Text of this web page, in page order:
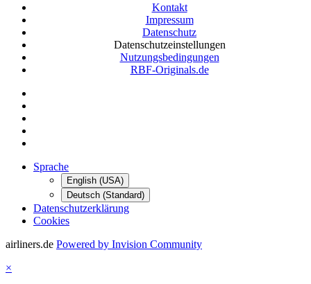
Kontakt
Impressum
Datenschutz
Datenschutzeinstellungen
Nutzungsbedingungen
RBF-Originals.de
Sprache
English (USA)
Deutsch (Standard)
Datenschutzerklärung
Cookies
airliners.de Powered by Invision Community
×